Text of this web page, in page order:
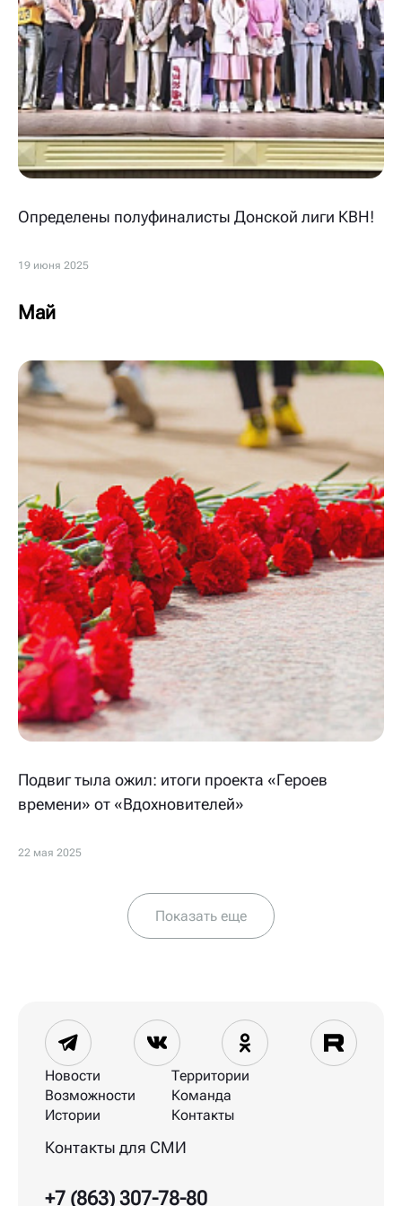
Определены полуфиналисты Донской лиги КВН!
19 июня 2025
Май
Подвиг тыла ожил: итоги проекта «Героев
времени» от «Вдохновителей»
22 мая 2025
Показать еще
Контакты для СМИ
+7 (863) 307-78-80
Новости
Возможности
Истории
Территории
Команда
Контакты